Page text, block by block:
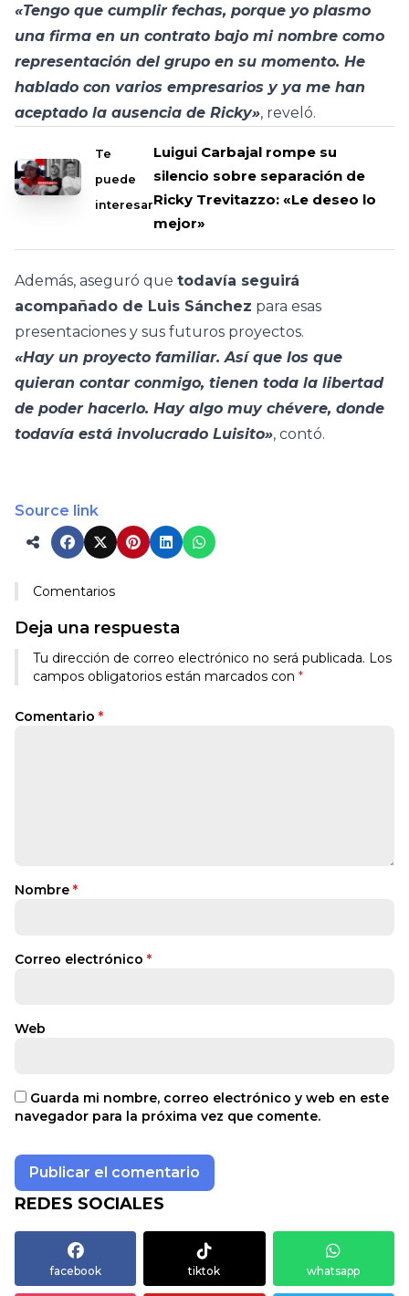
«Tengo que cumplir fechas, porque yo plasmo
una firma en un contrato bajo mi nombre como
representación del grupo en su momento. He
hablado con varios empresarios y ya me han
aceptado la ausencia de Ricky», reveló.
Te
puede
interesar
Luigui Carbajal rompe su
silencio sobre separación de
Ricky Trevitazzo: «Le deseo lo
mejor»
Además, aseguró que todavía seguirá
acompañado de Luis Sánchez para esas
presentaciones y sus futuros proyectos.
«Hay un proyecto familiar. Así que los que
quieran contar conmigo, tienen toda la libertad
de poder hacerlo. Hay algo muy chévere, donde
todavía está involucrado Luisito», contó.
Source link
Comentarios
Deja una respuesta
Tu dirección de correo electrónico no será publicada. Los
campos obligatorios están marcados con *
Comentario *
Nombre *
Correo electrónico *
Web
Guarda mi nombre, correo electrónico y web en este
navegador para la próxima vez que comente.
REDES SOCIALES
facebook tiktok whatsapp